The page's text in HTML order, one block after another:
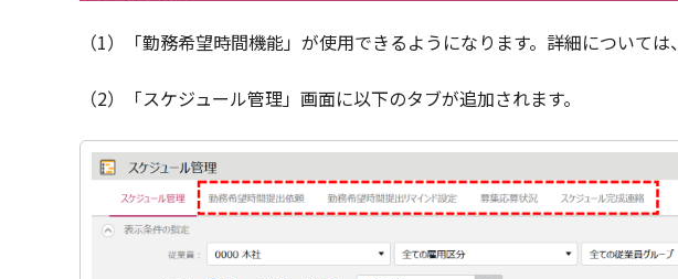
（1）「勤務希望時間機能」が使用できるようになります。詳細については、
（2）「スケジュール管理」画面に以下のタブが追加されます。